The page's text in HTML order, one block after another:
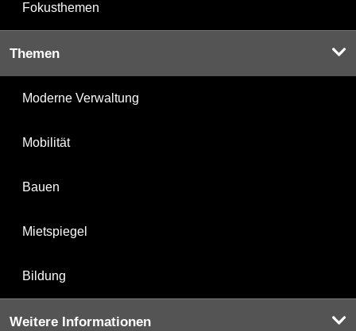
Fokusthemen
Themen
Moderne Verwaltung
Mobilität
Bauen
Mietspiegel
Bildung
Weitere Informationen